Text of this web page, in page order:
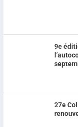
9e
27e